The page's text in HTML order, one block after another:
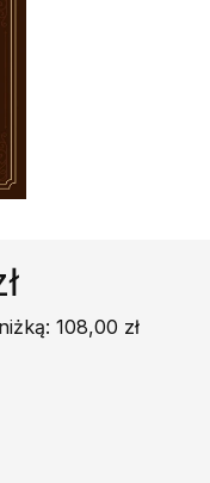
108,00 zł